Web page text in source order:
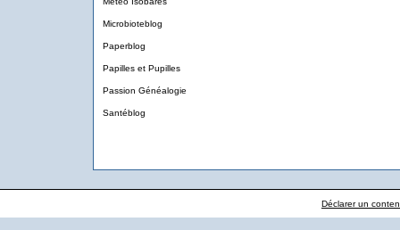
Microbioteblog
Paperblog
Papilles et Pupilles
Passion Généalogie
Santéblog
Déclarer un